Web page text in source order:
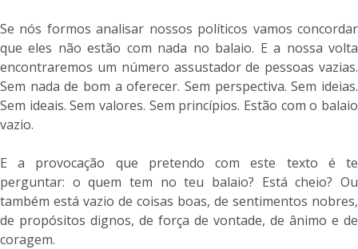
Se nós formos analisar nossos políticos vamos concordar
que eles não estão com nada no balaio. E a nossa volta
encontraremos um número assustador de pessoas vazias.
Sem nada de bom a oferecer. Sem perspectiva. Sem ideias.
Sem ideais. Sem valores. Sem princípios. Estão com o balaio
vazio.
E a provocação que pretendo com este texto é te
perguntar: o quem tem no teu balaio? Está cheio? Ou
também está vazio de coisas boas, de sentimentos nobres,
de propósitos dignos, de força de vontade, de ânimo e de
coragem.